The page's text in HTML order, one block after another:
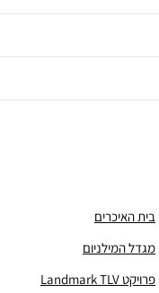
בית האיכרים
מגדל המילניום
פרויקט Landmark TLV